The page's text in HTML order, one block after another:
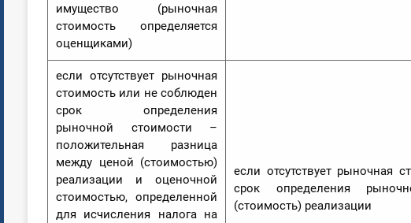
имущество (рыночная
стоимость определяется
оценщиками)
если отсутствует рыночная
стоимость или не соблюден
срок определения
рыночной стоимости –
положительная разница
между ценой (стоимостью)
реализации и оценочной
стоимостью, определенной
для исчисления налога на
если отсутствует рыночная
срок определения
(стоимость) реализации